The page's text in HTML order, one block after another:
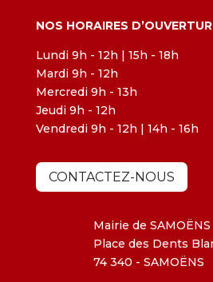
NOS HORAIRES
Lundi 9h - 12h | 15h - 18h
Mardi 9h - 12h
Mercredi 9h - 13h
Jeudi 9h - 12h
Vendredi 9h - 12h | 14h - 16h
CONTACTEZ-NOUS
Mairie de SAMOËNS
Place des Dents
74 340 - SAMOËNS